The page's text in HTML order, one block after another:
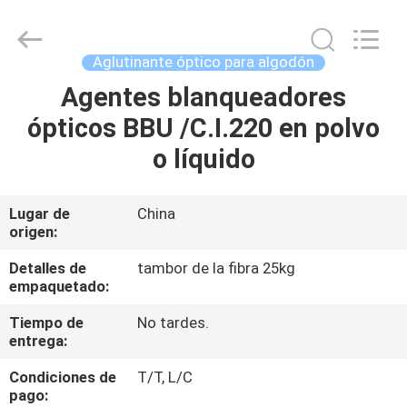
CASA
LOS
VÍDEOS
SOBRE
NOSOTROS
COMPANY
LIMITED.
Aglutinante óptico para algodón
Agentes blanqueadores
ópticos BBU /C.I.220 en polvo
o líquido
Lugar de
origen:
China
Detalles de
empaquetado:
tambor de la fibra 25kg
Tiempo de
entrega:
No tardes.
Condiciones de
pago:
T/T, L/C